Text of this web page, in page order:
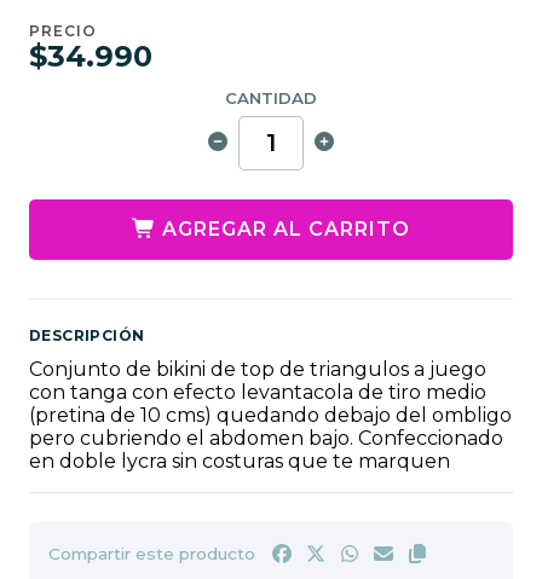
PRECIO
$34.990
CANTIDAD
AGREGAR AL CARRITO
DESCRIPCIÓN
Conjunto de bikini de top de triangulos a juego
con tanga con efecto levantacola de tiro medio
(pretina de 10 cms) quedando debajo del ombligo
pero cubriendo el abdomen bajo. Confeccionado
en doble lycra sin costuras que te marquen
Compartir este producto